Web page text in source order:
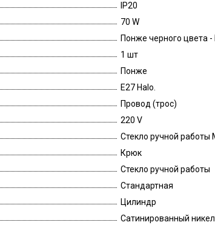
IP20
70 W
Понже черного цвета -
1 шт
Понже
E27 Halo.
Провод (трос)
220 V
Стекло ручной работы
Крюк
Стекло ручной работы
Стандартная
Цилиндр
Сатинированный